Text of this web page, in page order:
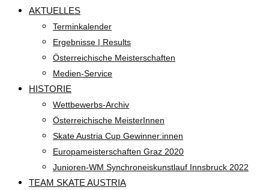
AKTUELLES
Terminkalender
Ergebnisse | Results
Österreichische Meisterschaften
Medien-Service
HISTORIE
Wettbewerbs-Archiv
Österreichische MeisterInnen
Skate Austria Cup Gewinner:innen
Europameisterschaften Graz 2020
Junioren-WM Synchroneiskunstlauf Innsbruck 2022
TEAM SKATE AUSTRIA